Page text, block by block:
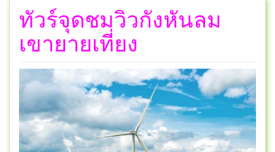
ทัวร์จุดชมวิวกังหันลม
เขายายเที่ยง